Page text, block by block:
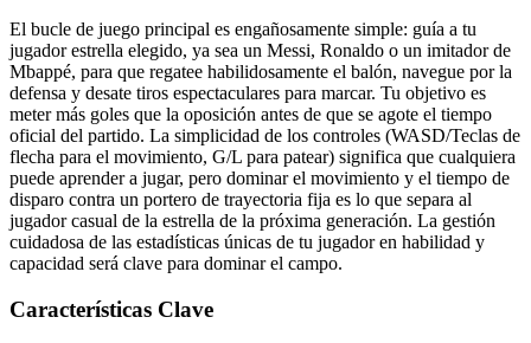
El bucle de juego principal es engañosamente simple: guía a tu
jugador estrella elegido, ya sea un Messi, Ronaldo o un imitador de
Mbappé, para que regatee habilidosamente el balón, navegue por la
defensa y desate tiros espectaculares para marcar. Tu objetivo es
meter más goles que la oposición antes de que se agote el tiempo
oficial del partido. La simplicidad de los controles (WASD/Teclas de
flecha para el movimiento, G/L para patear) significa que cualquiera
puede aprender a jugar, pero dominar el movimiento y el tiempo de
disparo contra un portero de trayectoria fija es lo que separa al
jugador casual de la estrella de la próxima generación. La gestión
cuidadosa de las estadísticas únicas de tu jugador en habilidad y
capacidad será clave para dominar el campo.
Características Clave